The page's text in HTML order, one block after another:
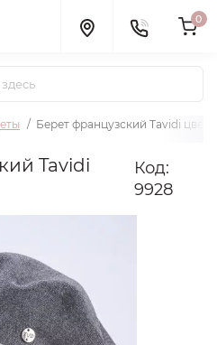
0
Берет французский Tavidi цвет
Tavidi
Код:
9928